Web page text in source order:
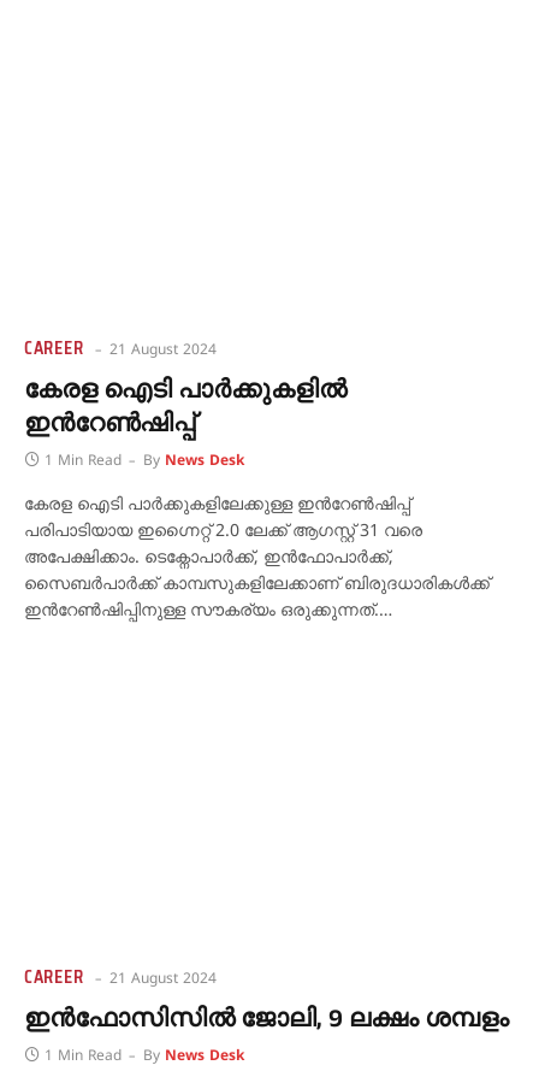
CAREER 21 August 2024
കേരള ഐടി പാര്‍ക്കുകളിൽ
ഇന്‍റേണ്‍ഷിപ്പ്
1 Min Read By News Desk
കേരള ഐടി പാര്‍ക്കുകളിലേക്കുള്ള ഇന്‍റേണ്‍ഷിപ്പ്
പരിപാടിയായ ഇഗ്നൈറ്റ് 2.0 ലേക്ക് ആഗസ്റ്റ് 31 വരെ
അപേക്ഷിക്കാം. ടെക്നോപാര്‍ക്ക്, ഇന്‍ഫോപാര്‍ക്ക്,
സൈബര്‍പാര്‍ക്ക് കാമ്പസുകളിലേക്കാണ് ബിരുദധാരികള്‍ക്ക്
ഇന്‍റേണ്‍ഷിപ്പിനുള്ള സൗകര്യം ഒരുക്കുന്നത്.…
CAREER 21 August 2024
ഇൻഫോസിസിൽ ജോലി, 9 ലക്ഷം ശമ്പളം
1 Min Read By News Desk